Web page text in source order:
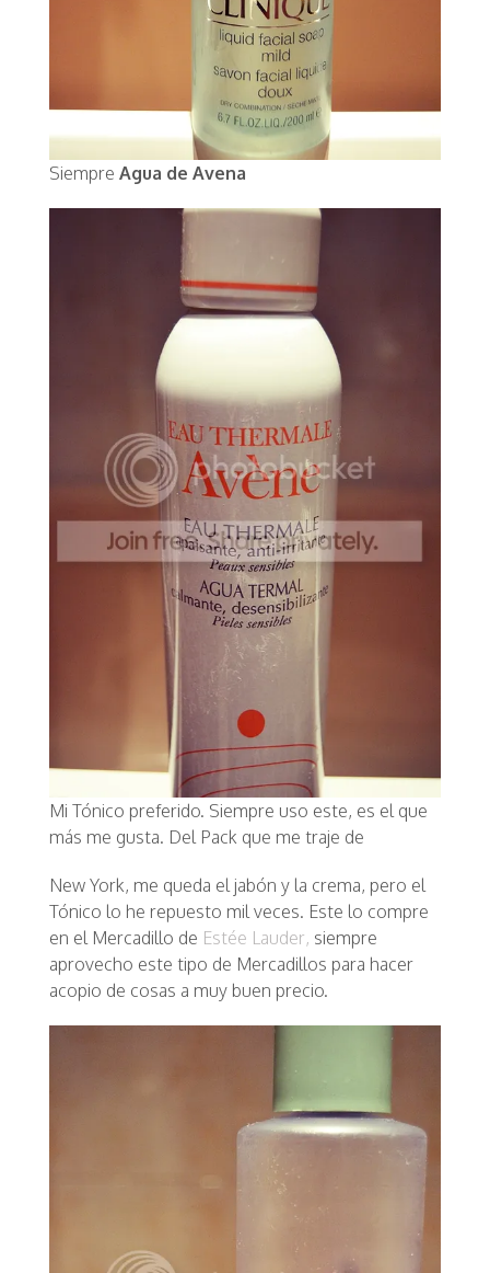
Siempre Agua de Avena
Mi Tónico preferido. Siempre uso este, es el que
más me gusta. Del Pack que me traje de
New York, me queda el jabón y la crema, pero el
Tónico lo he repuesto mil veces. Este lo compre
en el Mercadillo de Estée Lauder, siempre
aprovecho este tipo de Mercadillos para hacer
acopio de cosas a muy buen precio.